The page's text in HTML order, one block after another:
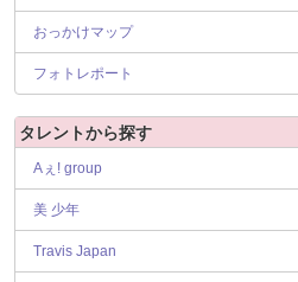
おっかけマップ
フォトレポート
タレントから探す
Aぇ! group
美 少年
Travis Japan